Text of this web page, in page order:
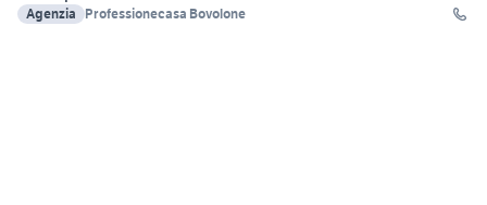
Agenzia
Professionecasa Bovolone